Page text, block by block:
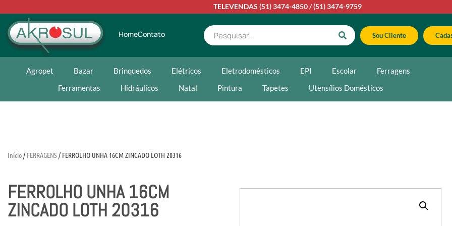
TELEVENDAS (51) 3474-4850/(51) 3474-9759
HomeContato Sou Cliente
Agropet Bazar Brinquedos Elétricos Eletrodomésticos EPI Escolar
Ferragens
Ferramentas
Hidráulicos Natal Pintura Tapetes Utensílios Domésticos
Início/ FERRAGENS/ FERROLHO UNHA 16CM ZINCADO LOTH 20316
FERROLHO UNHA 16CM
ZINCADO LOTH 20316